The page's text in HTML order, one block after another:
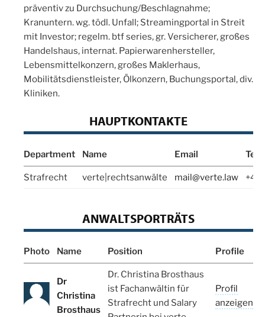
präventiv zu Durchsuchung/Beschlagnahme;
Kranuntern. wg. tödl. Unfall; Streamingportal in Streit
mit Investor; regelm. btf series, gr. Versicherer, großes
Handelshaus, internat. Papierwarenhersteller,
Lebensmittelkonzern, großes Maklerhaus,
Mobilitätsdienstleister, Ölkonzern, Buchungsportal, div.
Kliniken.
HAUPTKONTAKTE
Department Name Email
Strafrecht verte|rechtsanwälte mail@verte.law
ANWALTSPORTRÄTS
Photo Name Position Profile
Dr
Christina
Brosthaus
Dr. Christina Brosthaus
ist Fachanwältin für
Strafrecht und Salary
Profil
anzeigen